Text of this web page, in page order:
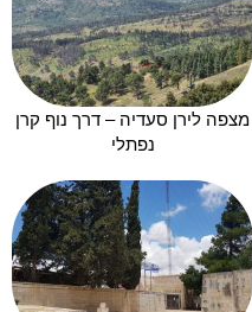
מצפה לירן סעדיה – דרך נוף קרן
נפתלי